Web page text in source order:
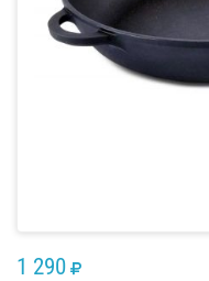
1 290 RUB